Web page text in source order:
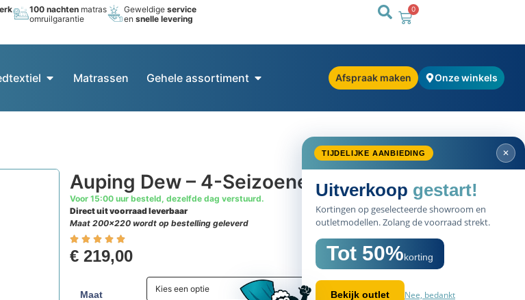
100 nachten matras
omruilgarantie
Geweldigeservice
ensnelle levering
0
Matrassen Gehele assortiment Afspraak maken Onze winkels
Auping Dew – 4-Seizoenen Dekbed
Voor 15:00 uur besteld, dezelfde dag verstuurd.
Direct uit voorraad leverbaar
Maat 200×220 wordt op bestelling geleverd
€ 219,00
Maat
Kies een optie